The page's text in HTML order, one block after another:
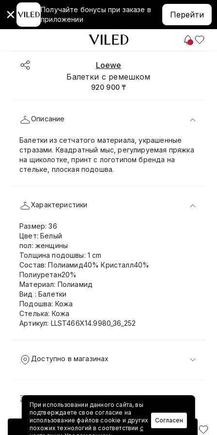
Получайте бонусы при заказе в
приложении
Перейти
Loewe
Балетки с ремешком
920 900 ₸
Добавить в корзину
Описание
Балетки из сетчатого материала, украшенные
стразами. Квадратный мыс, регулируемая пряжка
на щиколотке, принт с логотипом бренда на
стельке, плоская подошва.
Характеристики
Размер: 36
Цвет: Белый
пол: женщины
Толщина подошвы: 1 cm
Состав: Полиамид40% Кристалл40%
Полиуретан20%
Материал: Полиамид
Вид : Балетки
Подошва: Кожа
Стелька: Кожа
Артикул: LLST466X14.9980_36_252
Доступно в магазинах
Доставка и возврат
При использовании данного сайта, вы
подтверждаете свое согласие на
использование файлов cookie и других
похожих технологий в соответствии с
Согласен